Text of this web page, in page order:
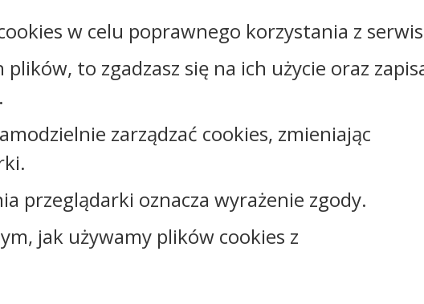
Informacje
Numer konta:
w celu poprawnego korzystania z
plików, to zgadzasz się na ich użycie oraz
zarządzać cookies, zmieniając
przeglądarki oznacza wyrażenie zgody.
jak używamy plików cookies z